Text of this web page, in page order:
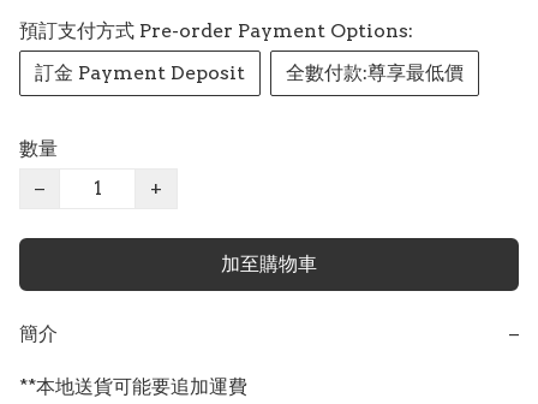
預訂支付方式 Pre-order Payment Options:
訂金 Payment Deposit
全數付款:尊享最低價
數量
−
+
加至購物車
簡介 −
**本地送貨可能要追加運費